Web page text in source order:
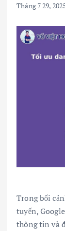
Tháng 7 29,
Trong bối
tuyến,
thông tin và